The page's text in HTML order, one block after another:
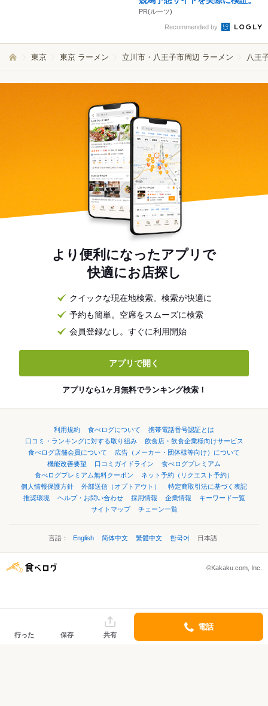
PR(ルーツ)
Recommended by
東京 東京 ラーメン 立川市・八王子市周辺 ラーメン 八王
より便利になったアプリで
快適にお店探し
クイックな現在地検索。検索が快適に
予約も簡単。空席をスムーズに検索
会員登録なし。すぐに利用開始
アプリで開く
アプリなら1ヶ月無料でランキング検索！
利用規約 食べログについて
携帯電話番号認証とは
口コミ・ランキングに対する取り組み
飲食店・飲食企業様向けサービス
食べログ店舗会員について
広告（メーカー・団体様等向け）について
機能改善要望
口コミガイドライン
食べログプレミアム
食べログプレミアム無料クーポン
ネット予約（リクエスト予約）
個人情報保護方針
外部送信（オプトアウト）
特定商取引法に基づく表記
推奨環境
ヘルプ・お問い合わせ 採用情報 企業情報
キーワード一覧
サイトマップ
チェーン一覧
言語： English 简体中文 繁體中文 한국어 日本語
©Kakaku.com, Inc.
行った 保存 共有
電話